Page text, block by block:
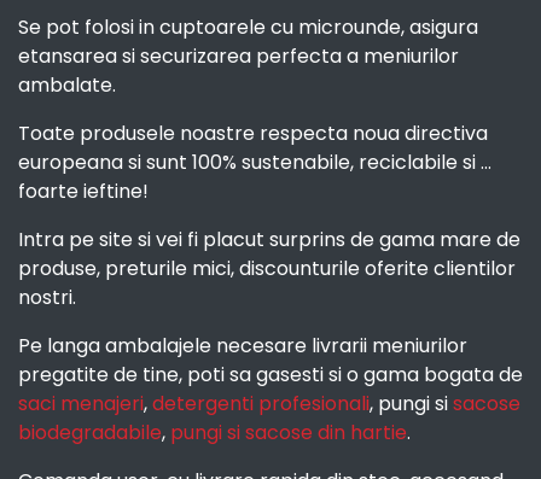
Se pot folosi in cuptoarele cu microunde, asigura
etansarea si securizarea perfecta a meniurilor
ambalate.
Toate produsele noastre respecta noua directiva
europeana si sunt 100% sustenabile, reciclabile si ...
foarte ieftine!
Intra pe site si vei fi placut surprins de gama mare de
produse, preturile mici, discounturile oferite clientilor
nostri.
Pe langa ambalajele necesare livrarii meniurilor
pregatite de tine, poti sa gasesti si o gama bogata de
saci menajeri,detergenti profesionali, pungi sisacose
biodegradabile, pungi si sacose din hartie.